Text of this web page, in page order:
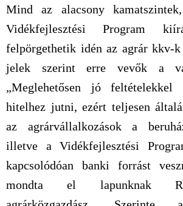
Mind az alacsony
Vidékfejlesztési Program
felpörgethetik idén az agrár kkv-k
jelek szerint erre vevők a
„Meglehetősen jó feltételekkel
hitelhez jutni, ezért teljesen
az agrárvállalkozások a
illetve a Vidékfejlesztési
kapcsolódóan banki forrást
mondta el lapunknak